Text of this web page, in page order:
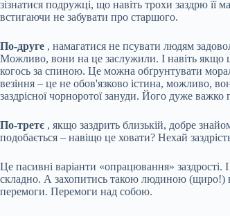
зізнатися подружці, що навіть трохи заздрю
встигаючи не забувати про старшого.
По-друге , намагатися не псувати людям
Можливо, вони на це заслужили. І навіть якщо
когось за спиною. Це можна обґрунтувати
везіння – це не обов'язково істина, можливо,
заздрісної чорноротої зануди. Його дуже
По-третє , якщо заздрить близькій, добре
подобається – навіщо це ховати? Нехай
Це пасивні варіанти «опрацювання» заздрості.
складно. А захопитись такою людиною (щиро!)
перемоги. Перемоги над собою.